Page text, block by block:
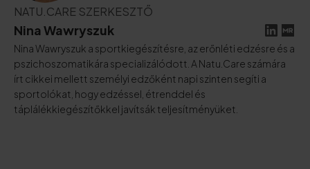
NATU.CARE SZERKESZTŐ
Nina Wawryszuk
Nina Wawryszuk a sportkiegészítésre, az erőnléti edzésre és a
pszichoszomatikára specializálódott. A Natu.Care számára
írt cikkei mellett személyi edzőként napi szinten segíti a
sportolókat, hogy edzéssel, étrenddel és
táplálékkiegészítőkkel javítsák teljesítményüket.